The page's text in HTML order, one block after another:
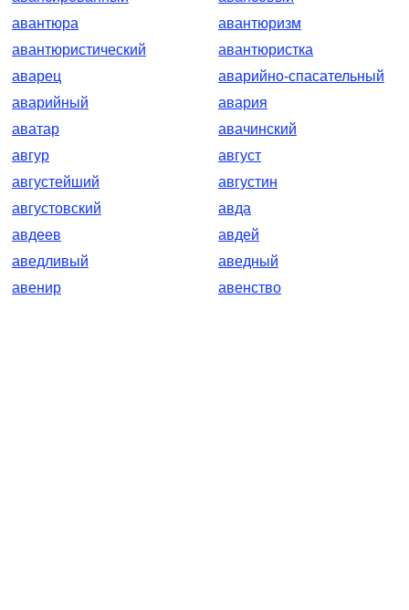
авантюра
авантюризм
авантюристический
авантюристка
аварец
аварийно-спасательный
аварийный
авария
аватар
авачинский
авгур
август
августейший
августин
августовский
авда
авдеев
авдей
аведливый
аведный
авенир
авенство